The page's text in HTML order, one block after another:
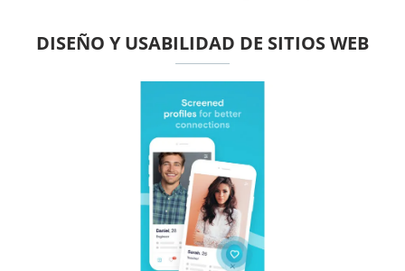
DISEÑO Y USABILIDAD DE SITIOS WEB